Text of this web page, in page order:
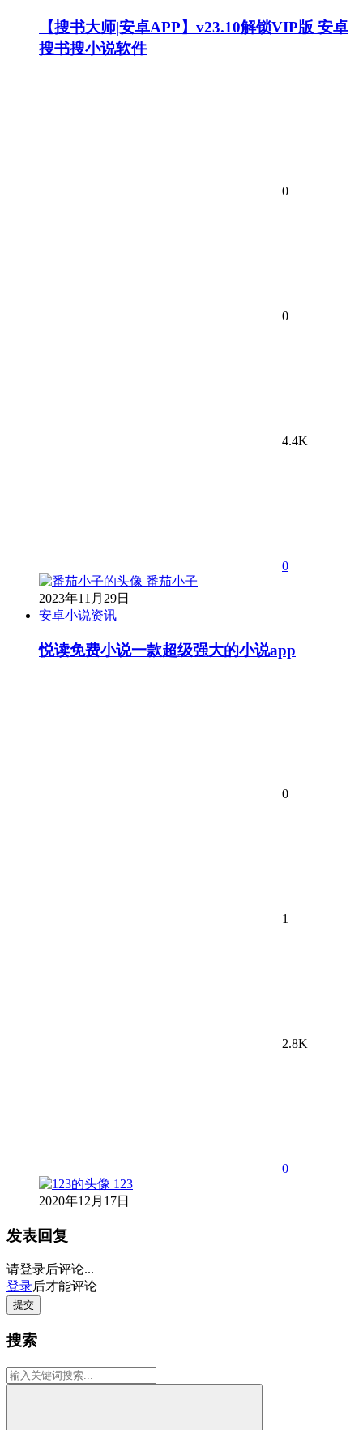
【搜书大师|安卓APP】v23.10解锁VIP版 安卓
搜书搜小说软件
0
0
4.4K
0
番茄小子
2023年11月29日
安卓小说资讯
悦读免费小说一款超级强大的小说app
0
1
2.8K
0
123
2020年12月17日
发表回复
请登录后评论...
登录后才能评论
提交
搜索